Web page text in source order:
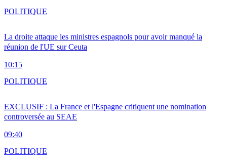
La droite attaque les ministres espagnols pour avoir manqué la
réunion de l'UE sur Ceuta
10:15
POLITIQUE
EXCLUSIF : La France et l'Espagne critiquent une nomination
controversée au SEAE
09:40
POLITIQUE
POLITIQUE